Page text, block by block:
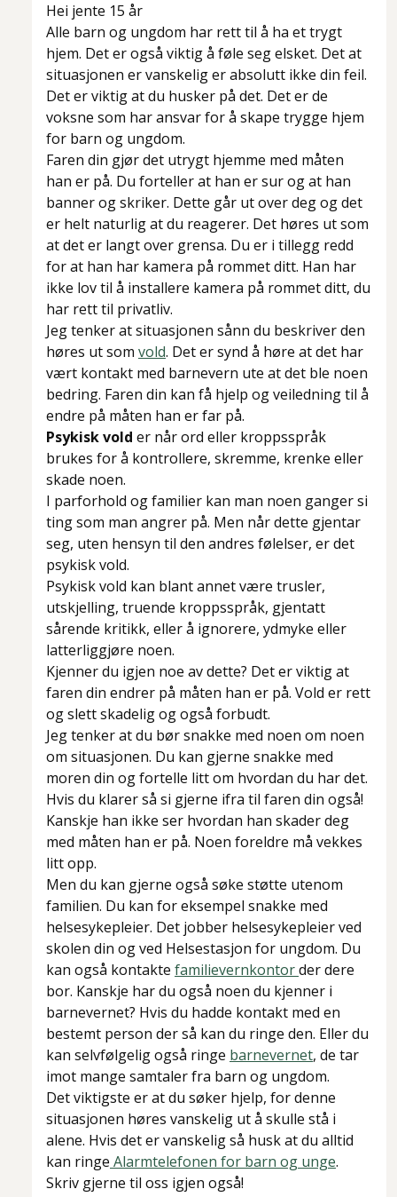
Hei jente 15 år
Alle barn og ungdom har rett til å ha et trygt
hjem. Det er også viktig å føle seg elsket. Det at
situasjonen er vanskelig er absolutt ikke din feil.
Det er viktig at du husker på det. Det er de
voksne som har ansvar for å skape trygge hjem
for barn og ungdom.
Faren din gjør det utrygt hjemme med måten
han er på. Du forteller at han er sur og at han
banner og skriker. Dette går ut over deg og det
er helt naturlig at du reagerer. Det høres ut som
at det er langt over grensa. Du er i tillegg redd
for at han har kamera på rommet ditt. Han har
ikke lov til å installere kamera på rommet ditt, du
har rett til privatliv.
Jeg tenker at situasjonen sånn du beskriver den
høres ut som vold. Det er synd å høre at det har
vært kontakt med barnevern ute at det ble noen
bedring. Faren din kan få hjelp og veiledning til å
endre på måten han er far på.
Psykisk vold er når ord eller kroppsspråk
brukes for å kontrollere, skremme, krenke eller
skade noen.
I parforhold og familier kan man noen ganger si
ting som man angrer på. Men når dette gjentar
seg, uten hensyn til den andres følelser, er det
psykisk vold.
Psykisk vold kan blant annet være trusler,
utskjelling, truende kroppsspråk, gjentatt
sårende kritikk, eller å ignorere, ydmyke eller
latterliggjøre noen.
Kjenner du igjen noe av dette? Det er viktig at
faren din endrer på måten han er på. Vold er rett
og slett skadelig og også forbudt.
Jeg tenker at du bør snakke med noen om noen
om situasjonen. Du kan gjerne snakke med
moren din og fortelle litt om hvordan du har det.
Hvis du klarer så si gjerne ifra til faren din også!
Kanskje han ikke ser hvordan han skader deg
med måten han er på. Noen foreldre må vekkes
litt opp.
Men du kan gjerne også søke støtte utenom
familien. Du kan for eksempel snakke med
helsesykepleier. Det jobber helsesykepleier ved
skolen din og ved Helsestasjon for ungdom. Du
kan også kontakte familievernkontorder dere
bor. Kanskje har du også noen du kjenner i
barnevernet? Hvis du hadde kontakt med en
bestemt person der så kan du ringe den. Eller du
kan selvfølgelig også ringe barnevernet, de tar
imot mange samtaler fra barn og ungdom.
Det viktigste er at du søker hjelp, for denne
situasjonen høres vanskelig ut å skulle stå i
alene. Hvis det er vanskelig så husk at du alltid
kan ringe Alarmtelefonen for barn og unge.
Skriv gjerne til oss igjen også!